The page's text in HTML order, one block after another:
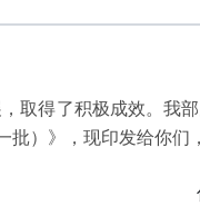
取得了积极成效。我
）》，现印发给你们